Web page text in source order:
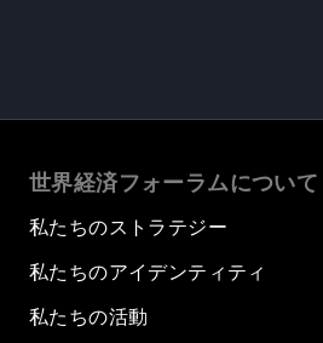
世界経済フォーラムについて
私たちのストラテジー
私たちのアイデンティティ
私たちの活動